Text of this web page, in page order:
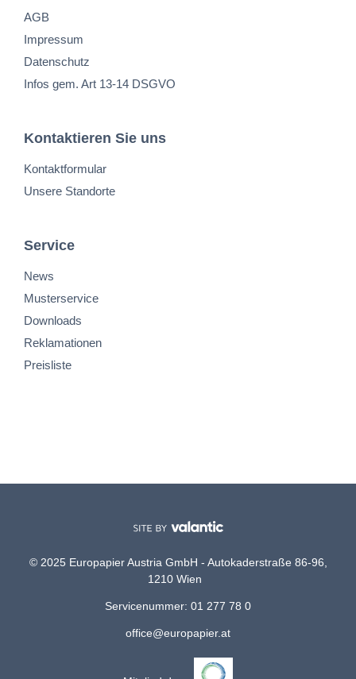
AGB
Impressum
Datenschutz
Infos gem. Art 13-14 DSGVO
Kontaktieren Sie uns
Kontaktformular
Unsere Standorte
Service
News
Musterservice
Downloads
Reklamationen
Preisliste
© 2025 Europapier Austria GmbH - Autokaderstraße 86-96,
1210 Wien
Servicenummer: 01 277 78 0
office@europapier.at